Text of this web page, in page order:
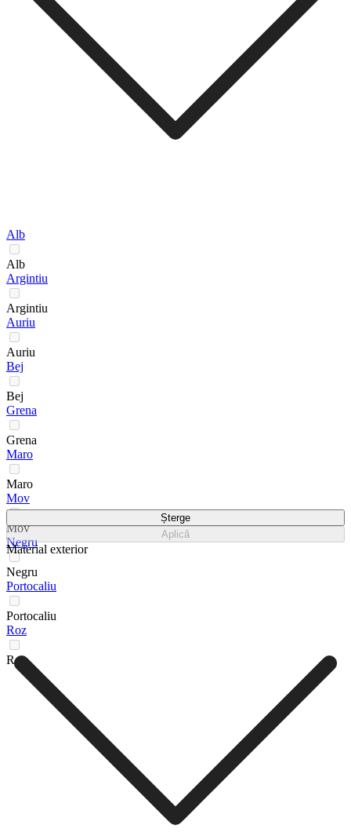
Alb
Alb
Argintiu
Argintiu
Auriu
Auriu
Bej
Bej
Grena
Grena
Maro
Maro
Mov
Mov
Negru
Negru
Portocaliu
Portocaliu
Roz
Roz
Șterge
Aplică
Material exterior